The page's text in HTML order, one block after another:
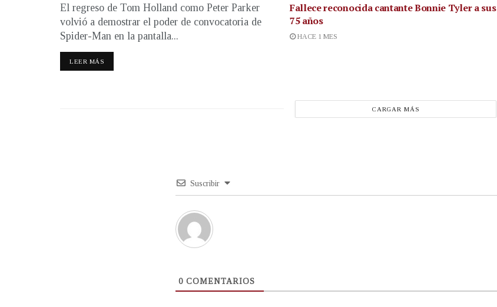
El regreso de Tom Holland como Peter Parker
volvió a demostrar el poder de convocatoria de
Spider-Man en la pantalla...
LEER MÁS
Fallece reconocida cantanteBonnie Tyler a sus
75 años
HACE 1 MES
CARGAR MÁS
Suscribir
0 COMENTARIOS